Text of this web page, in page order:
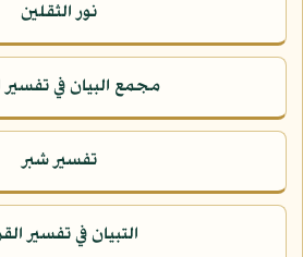
نور الثقلين
مجمع البيان في تفسير
تفسير شبر
التبيان في تفسير